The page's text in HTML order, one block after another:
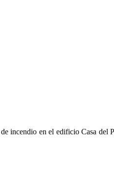
incendio en el edificio Casa del